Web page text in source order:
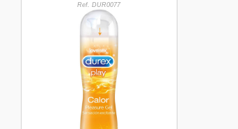
Ref. DUR0077